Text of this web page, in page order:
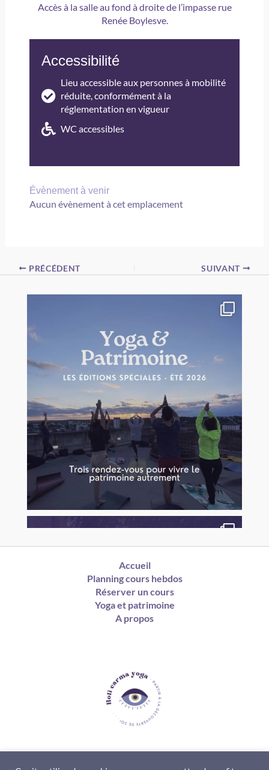
Accès à la salle au fond à droite de l’impasse rue
Renée Boylesve.
Accessibilité
Lieu accessible aux personnes à mobilité
réduite, conformément à la
réglementation en vigueur
WC accessibles
Évènement à venir
Aucun évènement à cet emplacement
PRÉCÉDENT SUIVANT
Accueil
Planning cours hebdos
Réserver un cours
Yoga et patrimoine
A propos